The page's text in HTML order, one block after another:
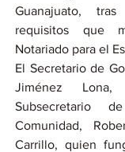
Guanajuato,
requisitos que
Notariado para el
El Secretario de
Jiménez Lona,
Subsecretario
Comunidad,
Carrillo, quien